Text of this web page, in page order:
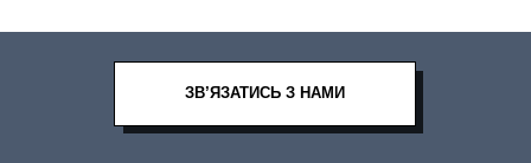
ЗВ’ЯЗАТИСЬ З НАМИ